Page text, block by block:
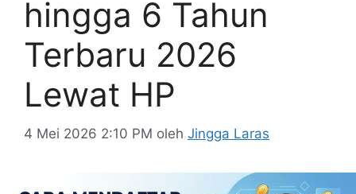
hingga 6 Tahun
Terbaru 2026
Lewat HP
4 Mei 2026 2:10 PM oleh Jingga Laras